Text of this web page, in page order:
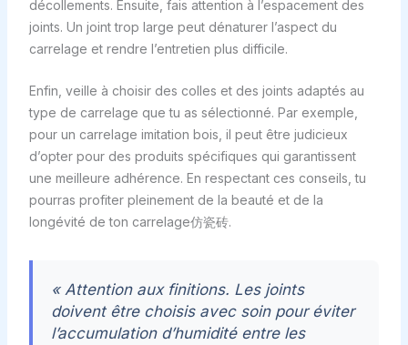
décollements. Ensuite, fais attention à l’espacement des
joints. Un joint trop large peut dénaturer l’aspect du
carrelage et rendre l’entretien plus difficile.
Enfin, veille à choisir des colles et des joints adaptés au
type de carrelage que tu as sélectionné. Par exemple,
pour un carrelage imitation bois, il peut être judicieux
d’opter pour des produits spécifiques qui garantissent
une meilleure adhérence. En respectant ces conseils, tu
pourras profiter pleinement de la beauté et de la
longévité de ton carrelage仿瓷砖.
« Attention aux finitions. Les joints
doivent être choisis avec soin pour éviter
l’accumulation d’humidité entre les